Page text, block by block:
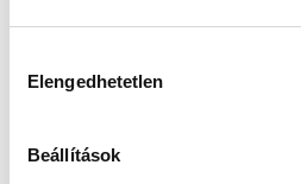
kiválasztása
Elengedhetetlen
Beállítások
Élet a Gondozóházban
2026. július 26.